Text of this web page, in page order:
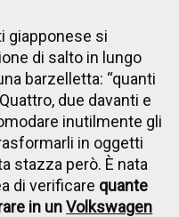
giapponese si
di salto in lungo
barzelletta: “quanti
due davanti e
inutilmente gli
in oggetti
stazza però. È nata
di verificare quante
in unVolkswagen